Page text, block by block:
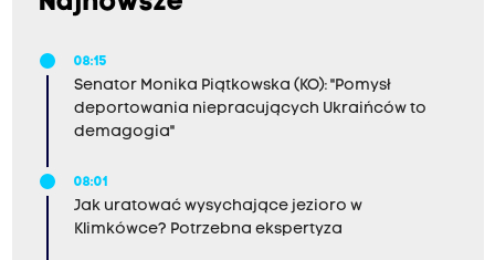
08:15
Senator Monika Piątkowska (KO): "Pomysł
deportowania niepracujących Ukraińców to
demagogia"
08:01
Jak uratować wysychające jezioro w
Klimkówce? Potrzebna ekspertyza